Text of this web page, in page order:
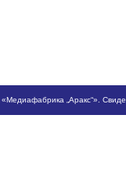
, «Медиафабрика „Аракс“».